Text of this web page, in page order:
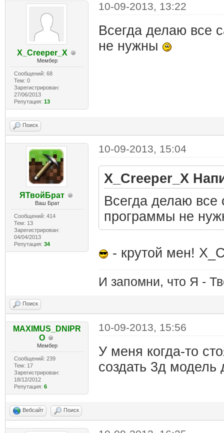
X_Creeper_X
Мембер
Сообщений: 68
Тем: 0
Зарегистрирован:
27/06/2013
Репутация: 13
10-09-2013, 13:22
Всегда делаю все
не нужны
Поиск
ЯТвойБрат
Ваш Брат
Сообщений: 414
Тем: 13
Зарегистрирован:
04/04/2013
Репутация: 34
10-09-2013, 15:04
X_Creeper_X
Всегда делаю все
программы не
- крутой мен!
И запомни, что Я -
Поиск
MAXIMUS_DNIPR
O
Мембер
Сообщений: 239
Тем: 17
Зарегистрирован:
18/12/2012
Репутация: 6
10-09-2013, 15:56
У меня когда-то
создать 3д модель
Вебсайт Поиск